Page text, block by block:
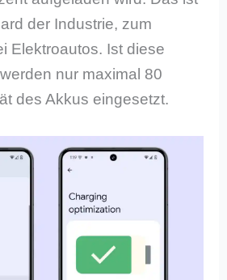
der Industrie, zum
Elektroautos. Ist diese
nur maximal 80
des Akkus eingesetzt.